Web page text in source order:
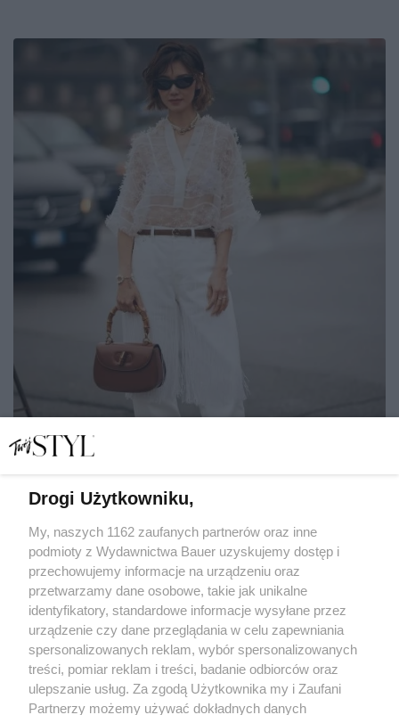
zmieniają ich klasyczne oblicze
KATARZYNA DYŁŁO
STREET STYLE
Drogi Użytkowniku,
My, naszych 1162 zaufanych partnerów oraz inne
podmioty z Wydawnictwa Bauer uzyskujemy dostęp i
przechowujemy informacje na urządzeniu oraz
przetwarzamy dane osobowe, takie jak unikalne
identyfikatory, standardowe informacje wysyłane przez
urządzenie czy dane przeglądania w celu zapewniania
spersonalizowanych reklam, wybór spersonalizowanych
treści, pomiar reklam i treści, badanie odbiorców oraz
ulepszanie usług. Za zgodą Użytkownika my i Zaufani
Partnerzy możemy używać dokładnych danych